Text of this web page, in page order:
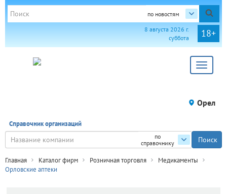
по новостям
18+
8 августа 2026 г.
суббота
Toggle
Орел
Справочник организаций
по
справочнику
Главная Каталог фирм Розничная торговля
Медикаменты
Орловские аптеки